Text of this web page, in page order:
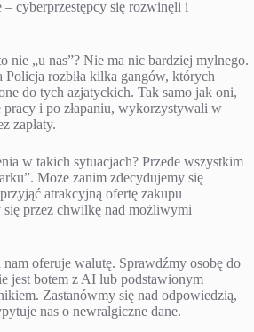
– cyberprzestępcy się rozwinęli i
nie „u nas”? Nie ma nic bardziej mylnego.
Policja rozbiła kilka gangów, których
do tych azjatyckich. Tak samo jak oni,
i po złapaniu, wykorzystywali w
zapłaty.
w takich sytuacjach? Przede wszystkim
Może zanim zdecydujemy się
atrakcyjną ofertę zakupu
przez chwilkę nad możliwymi
nam oferuje walutę. Sprawdźmy osobę do
jest botem z AI lub podstawionym
Zastanówmy się nad odpowiedzią,
nas o newralgiczne dane.